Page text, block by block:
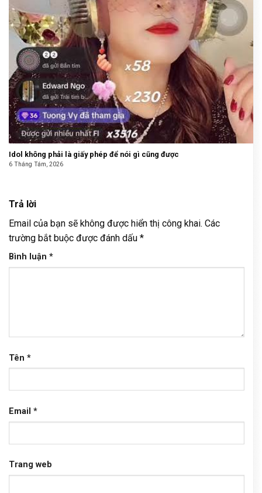
Idol không phải là giấy phép để nói gì cũng được
6 Tháng Tám, 2026
Trả lời
Email của bạn sẽ không được hiển thị công khai. Các
trường bắt buộc được đánh dấu *
Bình luận *
Tên *
Email *
Trang web